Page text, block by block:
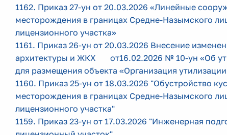
1162. Приказ 27-ун от 20.03.2026 «Линейные
месторождения в границах Средне-Назымского
лицензионного участка»
1161. Приказ 26-ун от 20.03.2026 Внесение
архитектуры и ЖКХ от16.02.2026 № 10-ун «Об
для размещения объекта «Организация
1160. Приказ 25-ун от 18.03.2026 "Обустройство
месторождения в границах Средне-Назымского
лицензионного участка"
1159. Приказ 23-ун от 17.03.2026 "Инженерная